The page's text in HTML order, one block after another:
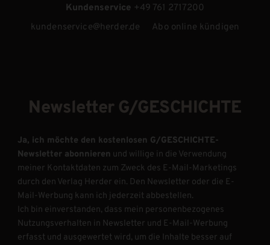
Kundenservice +49 761 2717200
kundenservice@herder.de
Abo online kündigen
Newsletter G/GESCHICHTE
Ja, ich möchte den kostenlosen G/GESCHICHTE-
Newsletter abonnieren und willige in die Verwendung
meiner Kontaktdaten zum Zweck des E-Mail-Marketings
durch den Verlag Herder ein. Den Newsletter oder die E-
Mail-Werbung kann ich jederzeit abbestellen.
Ich bin einverstanden, dass mein personenbezogenes
Nutzungsverhalten in Newsletter und E-Mail-Werbung
erfasst und ausgewertet wird, um die Inhalte besser auf